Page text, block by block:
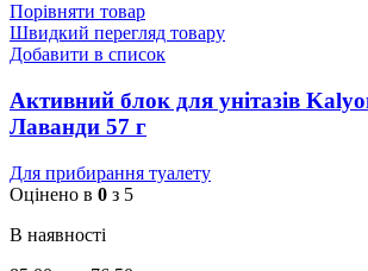
Порівняти товар
Швидкий перегляд товару
Добавити в список
Активний блок для унітазів
Лаванди 57 г
Для прибирання туалету
Оцінено в 0 з 5
В наявності